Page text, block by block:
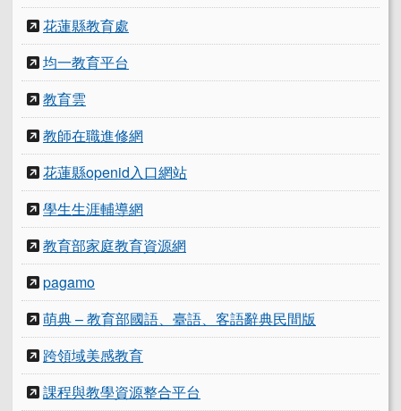
花蓮縣教育處
均一教育平台
教育雲
教師在職進修網
花蓮縣openid入口網站
學生生涯輔導網
教育部家庭教育資源網
pagamo
萌典 – 教育部國語、臺語、客語辭典民間版
跨領域美感教育
課程與教學資源整合平台